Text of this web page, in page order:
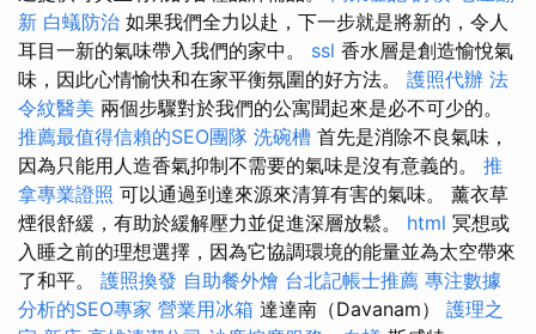
新 白蟻防治 如果我們全力以赴，下一步就是將新的，令人
耳目一新的氣味帶入我們的家中。 ssl 香水層是創造愉悅氣
味，因此心情愉快和在家平衡氛圍的好方法。 護照代辦 法
令紋醫美 兩個步驟對於我們的公寓聞起來是必不可少的。
推薦最值得信賴的SEO團隊 洗碗槽 首先是消除不良氣味，
因為只能用人造香氣抑制不需要的氣味是沒有意義的。 推
拿專業證照 可以通過到達來源來清算有害的氣味。 薰衣草
煙很舒緩，有助於緩解壓力並促進深層放鬆。 html 冥想或
入睡之前的理想選擇，因為它協調環境的能量並為太空帶來
了和平。 護照換發 自助餐外燴 台北記帳士推薦 專注數據
分析的SEO專家 營業用冰箱 達達南（Davanam） 護理之